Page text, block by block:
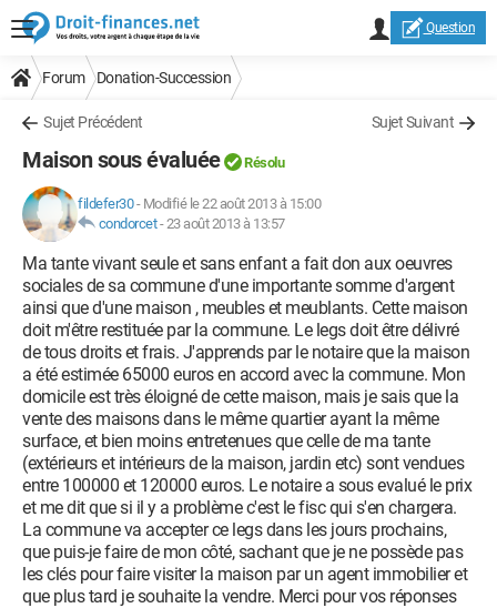
Question
Forum Donation-Succession
Sujet Précédent Sujet Suivant
Maison sous évaluée Résolu
fildefer30- Modifié le 22 août 2013 à 15:00
condorcet-23 août 2013 à 13:57
Ma tante vivant seule et sans enfant a fait don aux oeuvres
sociales de sa commune d'une importante somme d'argent
ainsi que d'une maison , meubles et meublants. Cette maison
doit m'être restituée par la commune. Le legs doit être délivré
de tous droits et frais. J'apprends par le notaire que la maison
a été estimée 65000 euros en accord avec la commune. Mon
domicile est très éloigné de cette maison, mais je sais que la
vente des maisons dans le même quartier ayant la même
surface, et bien moins entretenues que celle de ma tante
(extérieurs et intérieurs de la maison, jardin etc) sont vendues
entre 100000 et 120000 euros. Le notaire a sous evalué le prix
et me dit que si il y a problème c'est le fisc qui s'en chargera.
La commune va accepter ce legs dans les jours prochains,
que puis-je faire de mon côté, sachant que je ne possède pas
les clés pour faire visiter la maison par un agent immobilier et
que plus tard je souhaite la vendre. Merci pour vos réponses